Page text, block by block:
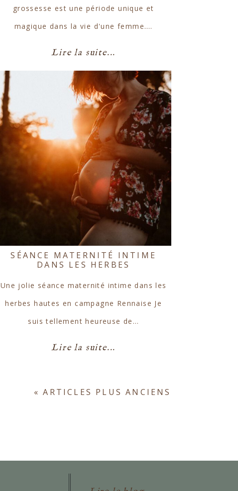
grossesse est une période unique et
magique dans la vie d'une femme.…
Lire la suite...
SÉANCE MATERNITÉ INTIME
DANS LES HERBES
Une jolie séance maternité intime dans les
herbes hautes en campagne Rennaise Je
suis tellement heureuse de…
Lire la suite...
« ARTICLES PLUS ANCIENS